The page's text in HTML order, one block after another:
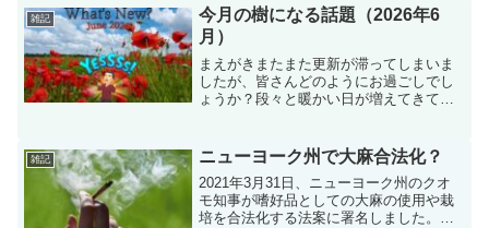
複数のアメリカの大富豪が所得税を少額
またはゼロに抑...
雑記
今月の樹になる話題（2026年6
月）
まえがきまたまた更新が滞ってしまいま
したが、皆さんどのようにお過ごしでし
ょうか？段々と暖かい日が増えてきてい
ました。アメリカの桜といえばWashin...
雑記 ニューヨーク州で大麻合法化？
2021年3月31日、ニューヨーク州のクオ
モ知事が嗜好品としての大麻の使用や栽
培を合法化する法案に署名しました。こ